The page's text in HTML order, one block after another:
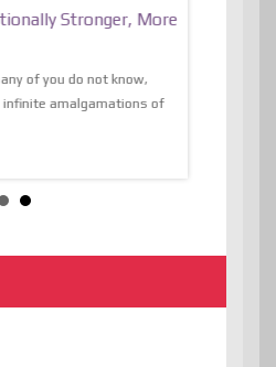
Stronger, More
of you do not know,
infinite amalgamations of